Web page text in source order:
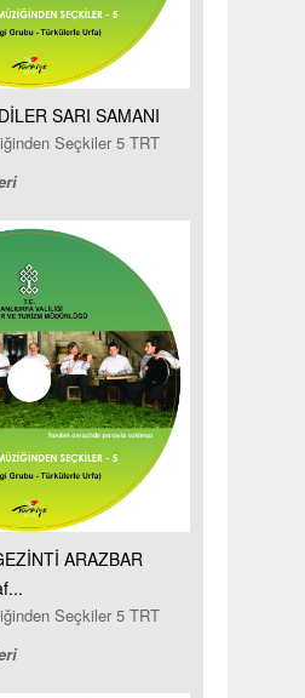
SARI SAMANI
Seçkiler 5 TRT
ARAZBAR
Seçkiler 5 TRT